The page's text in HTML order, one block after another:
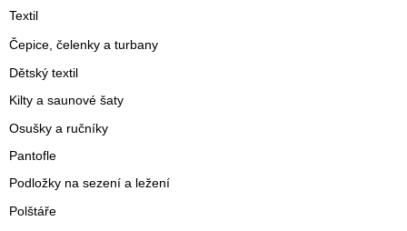
Textil
Čepice, čelenky a turbany
Dětský textil
Kilty a saunové šaty
Osušky a ručníky
Pantofle
Podložky na sezení a ležení
Polštáře